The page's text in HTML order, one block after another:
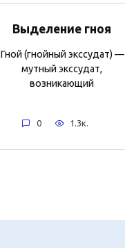
Выделение гноя
Гной (гнойный экссудат) —
мутный экссудат,
возникающий
0 1.3к.